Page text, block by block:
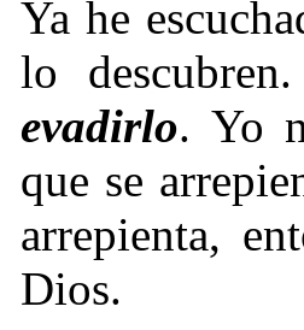
Ya he
lo
evadirlo. Yo
que se
arrepienta,
Dios.